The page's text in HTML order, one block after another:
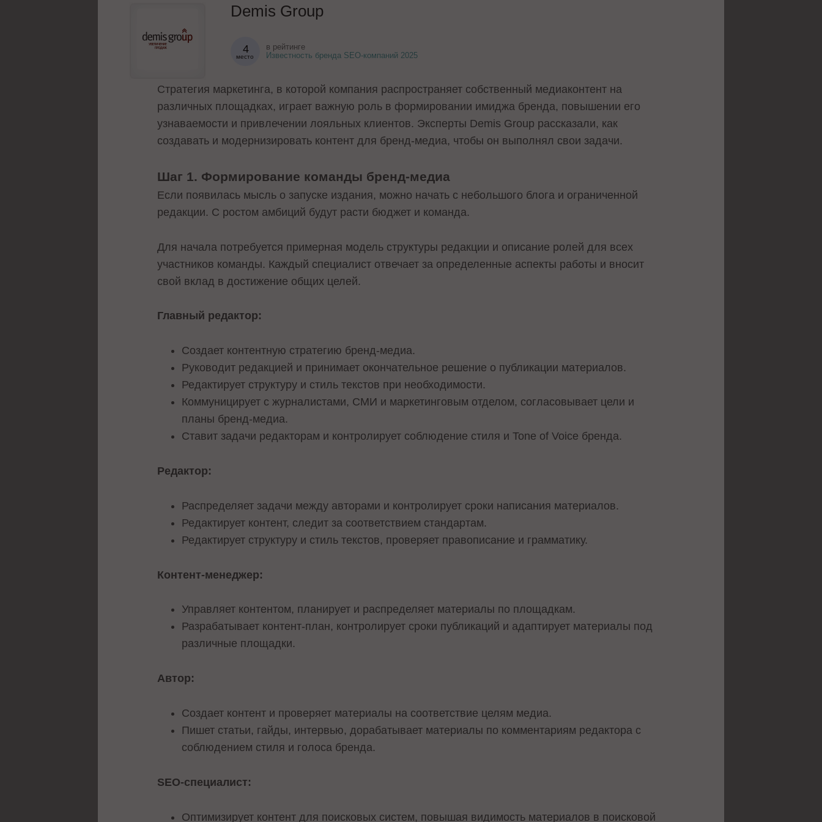
Demis Group
4
место
в рейтинге
Известность бренда SEO-компаний 2025
Стратегия маркетинга, в которой компания распространяет собственный медиаконтент на
различных площадках, играет важную роль в формировании имиджа бренда, повышении его
узнаваемости и привлечении лояльных клиентов. Эксперты Demis Group рассказали, как
создавать и модернизировать контент для бренд-медиа, чтобы он выполнял свои задачи.
Шаг 1. Формирование команды бренд-медиа
Если появилась мысль о запуске издания, можно начать с небольшого блога и ограниченной
редакции. С ростом амбиций будут расти бюджет и команда.
Для начала потребуется примерная модель структуры редакции и описание ролей для всех
участников команды. Каждый специалист отвечает за определенные аспекты работы и вносит
свой вклад в достижение общих целей.
Главный редактор:
Создает контентную стратегию бренд-медиа.
Руководит редакцией и принимает окончательное решение о публикации материалов.
Редактирует структуру и стиль текстов при необходимости.
Коммуницирует с журналистами, СМИ и маркетинговым отделом, согласовывает цели и
планы бренд-медиа.
Ставит задачи редакторам и контролирует соблюдение стиля и Tone of Voice бренда.
Редактор:
Распределяет задачи между авторами и контролирует сроки написания материалов.
Редактирует контент, следит за соответствием стандартам.
Редактирует структуру и стиль текстов, проверяет правописание и грамматику.
Контент-менеджер:
Управляет контентом, планирует и распределяет материалы по площадкам.
Разрабатывает контент-план, контролирует сроки публикаций и адаптирует материалы под
различные площадки.
Автор:
Создает контент и проверяет материалы на соответствие целям медиа.
Пишет статьи, гайды, интервью, дорабатывает материалы по комментариям редактора с
соблюдением стиля и голоса бренда.
SEO-специалист:
Оптимизирует контент для поисковых систем, повышая видимость материалов в поисковой